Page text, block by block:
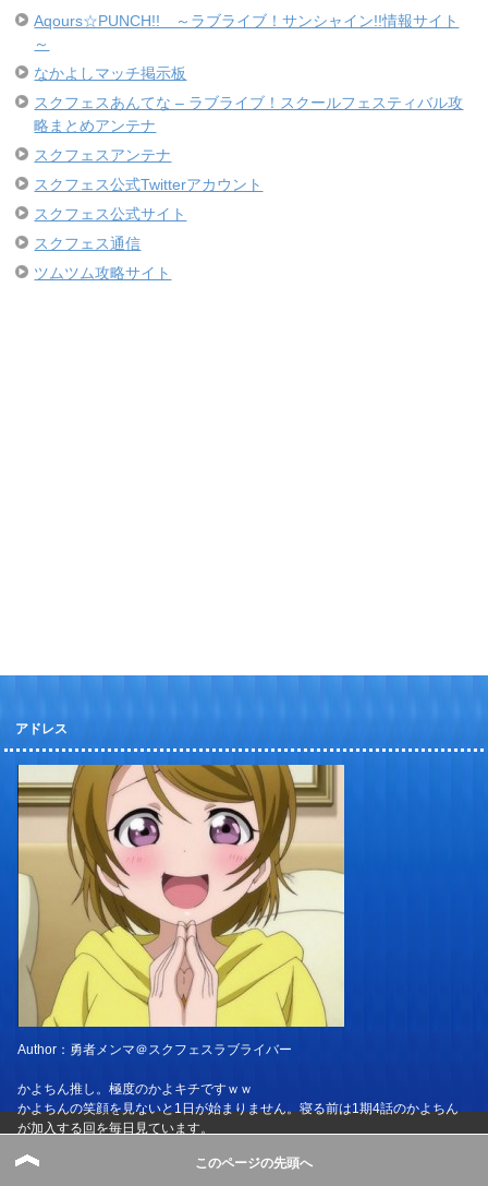
Aqours☆PUNCH!! ～ラブライブ！サンシャイン!!情報サイト
～
なかよしマッチ掲示板
スクフェスあんてな – ラブライブ！スクールフェスティバル攻
略まとめアンテナ
スクフェスアンテナ
スクフェス公式Twitterアカウント
スクフェス公式サイト
スクフェス通信
ツムツム攻略サイト
アドレス
Author：勇者メンマ＠スクフェスラブライバー
かよちん推し。極度のかよキチですｗｗ
かよちんの笑顔を見ないと1日が始まりません。寝る前は1期4話のかよちん
が加入する回を毎日見ています。
Aqoursでは、曜ちゃん推しであり、ようまる推し。友情ヨーソローは何度も
このページの先頭へ